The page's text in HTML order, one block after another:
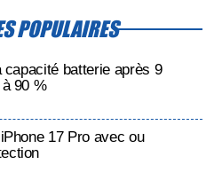
POPULAIRES
batterie après 9
90 %
17 Pro avec ou